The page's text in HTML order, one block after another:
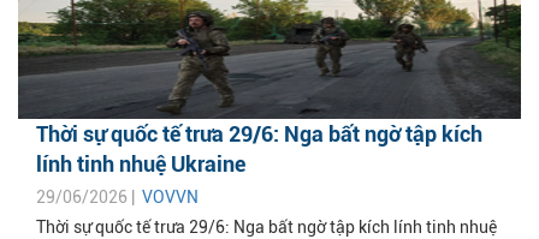
Thời sự quốc tế trưa 29/6: Nga bất ngờ tập kích
lính tinh nhuệ Ukraine
29/06/2026 | VOVVN
Thời sự quốc tế trưa 29/6: Nga bất ngờ tập kích lính tinh nhuệ